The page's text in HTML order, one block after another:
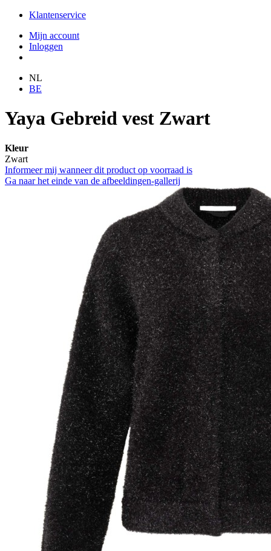
Klantenservice
Mijn account
Inloggen
NL
BE
Yaya Gebreid vest Zwart
Kleur
Zwart
Informeer mij wanneer dit product op voorraad is
Ga naar het einde van de afbeeldingen-gallerij